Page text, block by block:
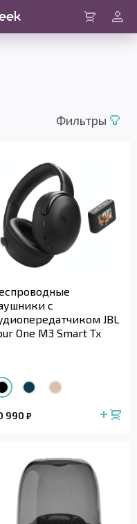
Войти
Фильтры
c
JBL
One M3 Smart Tx
990 ₽